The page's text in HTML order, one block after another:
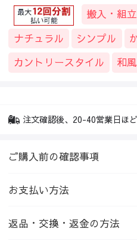
搬入・組
ナチュラル
シンプル
カントリースタイル
和風
注文確認後、20-40営業日ほ
ご購入前の確認事項
お支払い方法
返品・交換・返金の方法